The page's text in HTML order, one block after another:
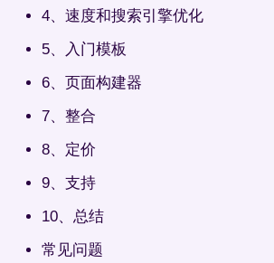
4、速度和搜索引擎优化
5、入门模板
6、页面构建器
7、整合
8、定价
9、支持
10、总结
常见问题